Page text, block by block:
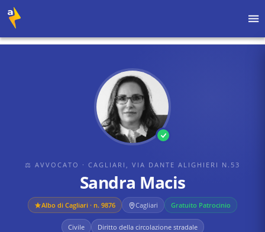
⚖ AVVOCATO · CAGLIARI, VIA DANTE ALIGHIERI N.53
Sandra Macis
Albo di Cagliari · n. 9876 Cagliari Gratuito Patrocinio
Civile Diritto della circolazione stradale